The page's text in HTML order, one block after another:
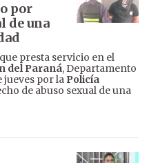
por
de una
presta servicio en el
del Paraná, Departamento
jueves por la Policía
de abuso sexual de una